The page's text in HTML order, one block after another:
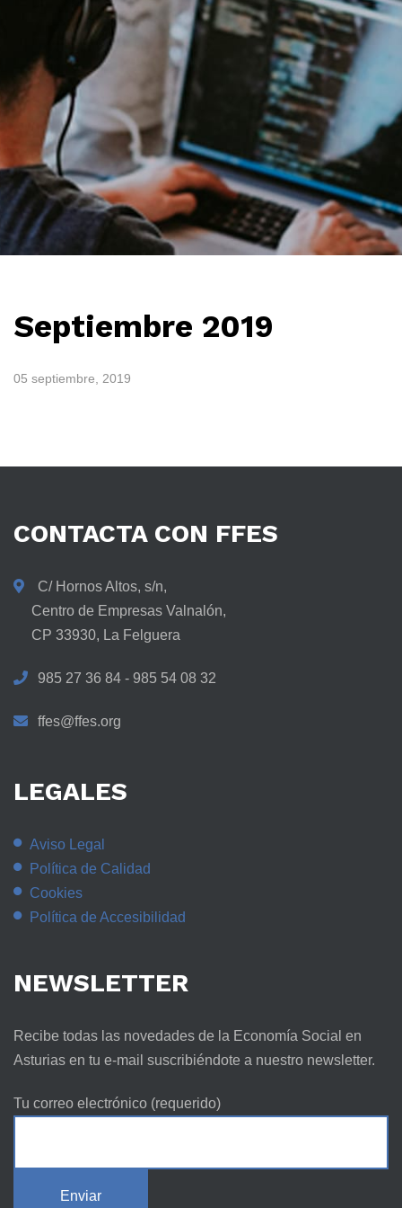
Septiembre 2019
05 septiembre, 2019
CONTACTA CON FFES
C/ Hornos Altos, s/n,
Centro de Empresas Valnalón,
CP 33930, La Felguera
985 27 36 84 - 985 54 08 32
ffes@ffes.org
LEGALES
Aviso Legal
Política de Calidad
Cookies
Política de Accesibilidad
NEWSLETTER
Recibe todas las novedades de la Economía Social en
Asturias en tu e-mail suscribiéndote a nuestro newsletter.
Tu correo electrónico (requerido)